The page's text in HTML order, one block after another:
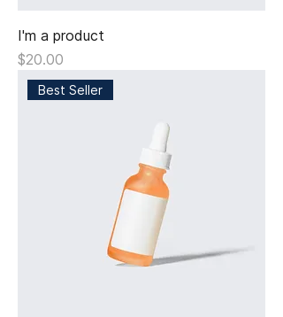
I'm a product
Giá
$20.00
Best Seller